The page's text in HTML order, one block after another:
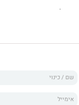
דמות כריזמטית
התבגרותו של המלך
למעשה כמרגלת.
מרי לאחותה
בכפירה, בבגידה
נאלצת לבחור בין
המלוכה, הקשורים